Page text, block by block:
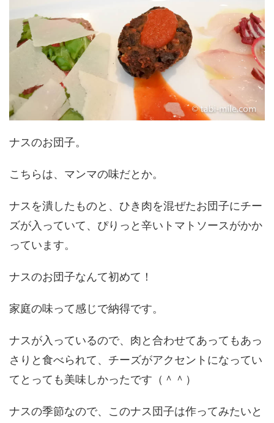
ナスのお団子。
こちらは、マンマの味だとか。
ナスを潰したものと、ひき肉を混ぜたお団子にチー
ズが入っていて、ぴりっと辛いトマトソースがかか
っています。
ナスのお団子なんて初めて！
家庭の味って感じで納得です。
ナスが入っているので、肉と合わせてあってもあっ
さりと食べられて、チーズがアクセントになってい
てとっても美味しかったです（＾＾）
ナスの季節なので、このナス団子は作ってみたいと